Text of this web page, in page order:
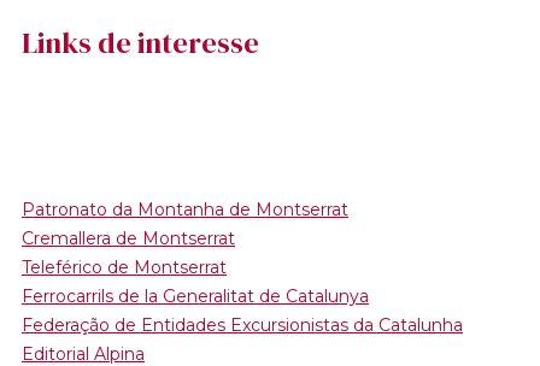
Links de interesse
Patronato da Montanha de Montserrat
Cremallera de Montserrat
Teleférico de Montserrat
Ferrocarrils de la Generalitat de Catalunya
Federação de Entidades Excursionistas da Catalunha
Editorial Alpina